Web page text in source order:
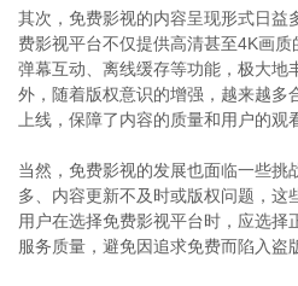
其次，免费影视的内容呈现形式日益
费影视平台不仅提供高清甚至4K画质
弹幕互动、离线缓存等功能，极大地
外，随着版权意识的增强，越来越多
上线，保障了内容的质量和用户的观
当然，免费影视的发展也面临一些挑
多、内容更新不及时或版权问题，这
用户在选择免费影视平台时，应选择
服务质量，避免因追求免费而陷入盗